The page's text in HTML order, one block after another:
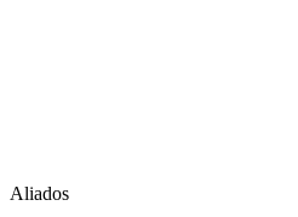
Aliados